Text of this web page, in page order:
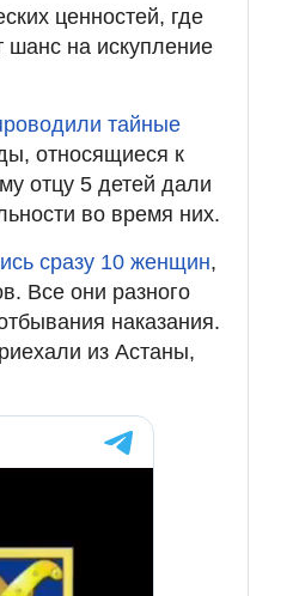
ценностей, где
шанс на искупление
тайные
относящиеся к
отцу 5 детей дали
во время них.
сразу 10 женщин,
Все они разного
наказания.
из Астаны,